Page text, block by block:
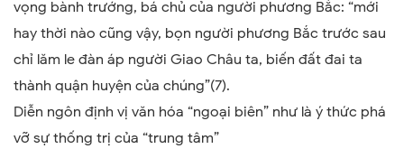
vọng bành trướng, bá chủ của người phương Bắc: “mới
hay thời nào cũng vậy, bọn người phương Bắc trước sau
chỉ lăm le đàn áp người Giao Châu ta, biến đất đai ta
thành quận huyện của chúng”(7).
Diễn ngôn định vị văn hóa “ngoại biên” như là ý thức phá
vỡ sự thống trị của “trung tâm”